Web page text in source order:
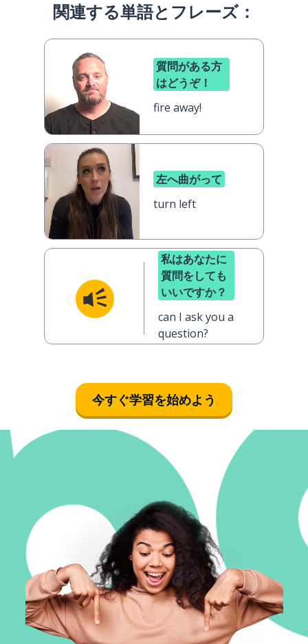
関連する単語とフレーズ：
質問がある方
はどうぞ！
fire away!
左へ曲がって
turn left
私はあなたに
質問をしても
いいですか？
can I ask you a
question?
今すぐ学習を始めよう